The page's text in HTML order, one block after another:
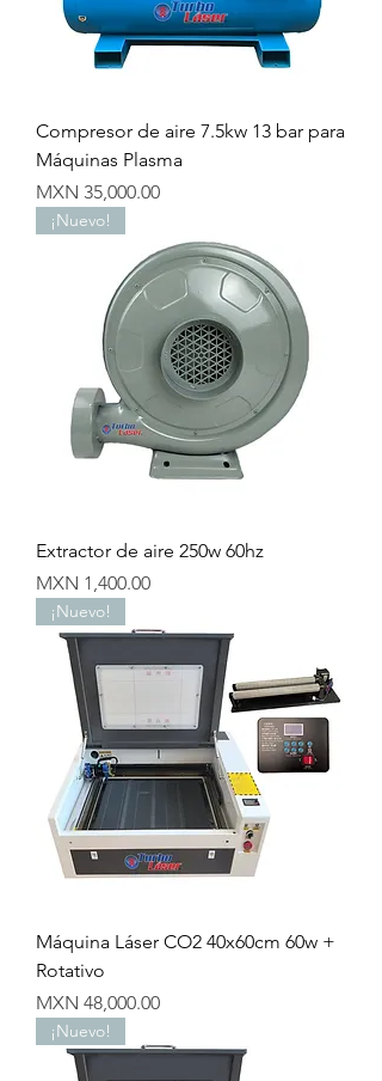
Compresor de aire 7.5kw 13 bar para
Máquinas Plasma
Precio
MXN 35,000.00
¡Nuevo!
Extractor de aire 250w 60hz
Precio
MXN 1,400.00
¡Nuevo!
Máquina Láser CO2 40x60cm 60w +
Rotativo
Precio
MXN 48,000.00
¡Nuevo!